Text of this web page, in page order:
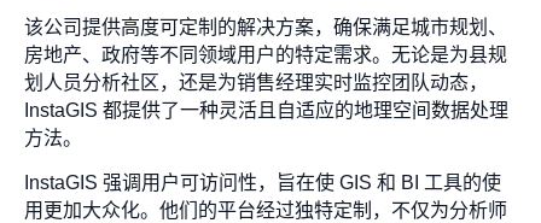
该公司提供高度可定制的解决方案，确保满足城市规划、
房地产、政府等不同领域用户的特定需求。无论是为县规
划人员分析社区，还是为销售经理实时监控团队动态，
InstaGIS 都提供了一种灵活且自适应的地理空间数据处理
方法。
InstaGIS 强调用户可访问性，旨在使 GIS 和 BI 工具的使
用更加大众化。他们的平台经过独特定制，不仅为分析师